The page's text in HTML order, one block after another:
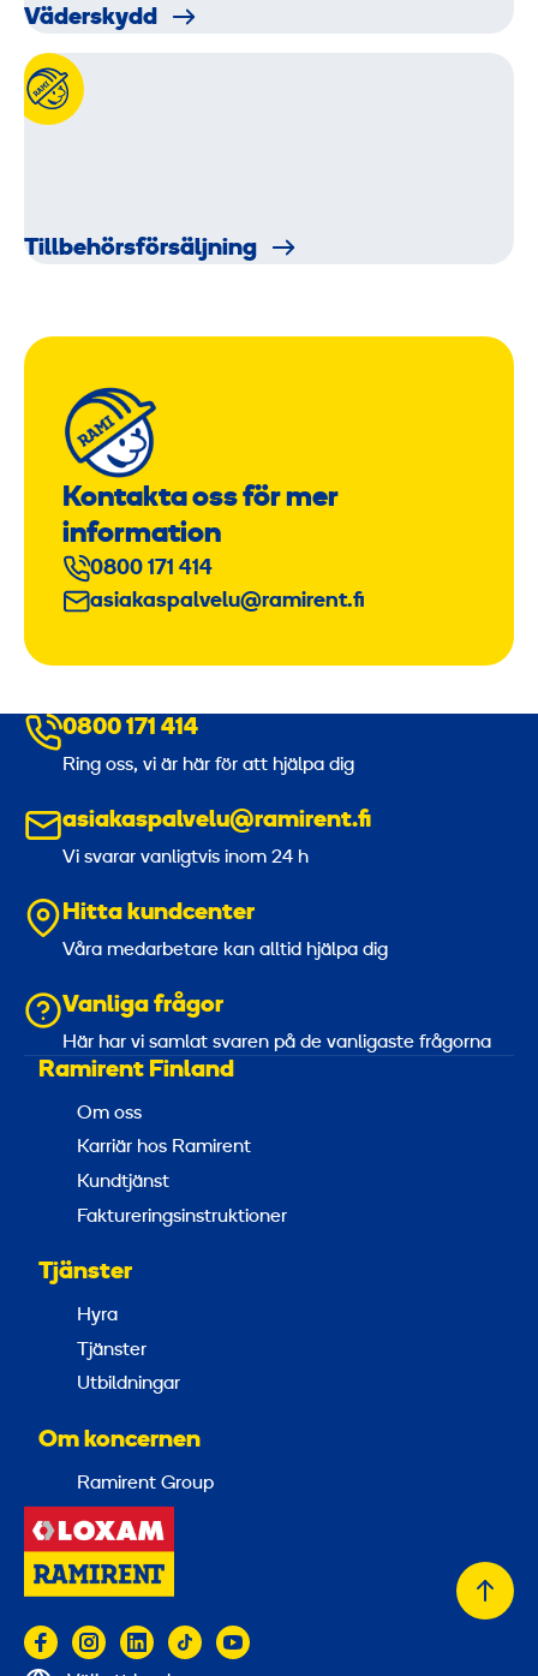
Väderskydd
Tillbehörs­för­säljning
Kontakta oss för mer
information
0800 171 414
asiakaspalvelu@ramirent.fi
0800 171 414
Ring oss, vi är här för att hjälpa dig
asiakaspalvelu@ramirent.fi
Vi svarar vanligtvis inom 24 h
Hitta kundcenter
Våra medarbetare kan alltid hjälpa dig
Vanliga frågor
Här har vi samlat svaren på de vanligaste frågorna
Ramirent Finland
Om oss
Karriär hos Ramirent
Kundtjänst
Faktureringsinstruktioner
Tjänster
Hyra
Tjänster
Utbildningar
Om koncernen
Ramirent Group